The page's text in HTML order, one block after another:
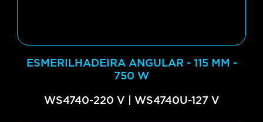
ESMERILHADEIRA ANGULAR - 115 MM -
750 W
WS4740-220 V | WS4740U-127 V